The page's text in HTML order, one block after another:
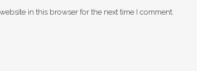
in this browser for the next time I comment.